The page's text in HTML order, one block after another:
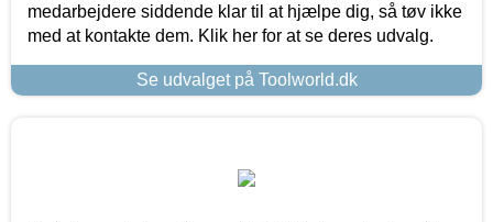
medarbejdere siddende klar til at hjælpe dig, så tøv ikke
med at kontakte dem. Klik her for at se deres udvalg.
Se udvalget på Toolworld.dk